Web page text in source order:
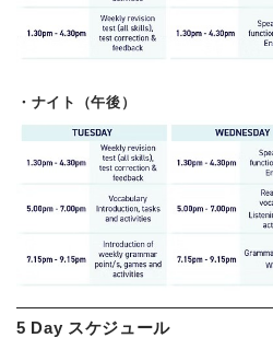
・ナイト（午後）
5 Day スケジュール